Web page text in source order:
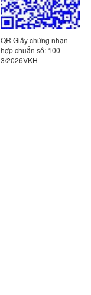
QR Giấy chứng nhận
hợp chuẩn số: 100-
3/2026VKH